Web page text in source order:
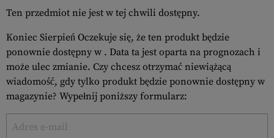
Ten przedmiot nie jest w tej chwili dostępny.
Koniec Sierpień Oczekuje się, że ten produkt będzie
ponownie dostępny w . Data ta jest oparta na prognozach i
może ulec zmianie. Czy chcesz otrzymać niewiążącą
wiadomość, gdy tylko produkt będzie ponownie dostępny w
magazynie? Wypełnij poniższy formularz: